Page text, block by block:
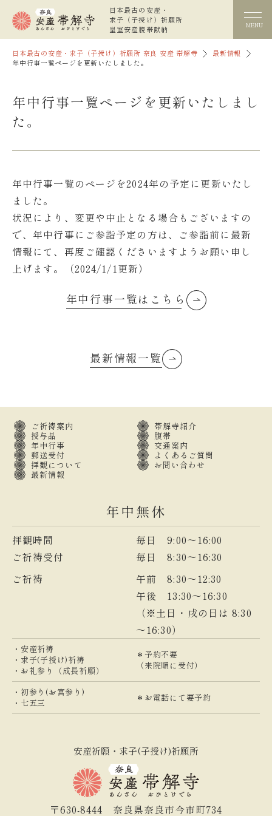
日本最古の安産・
求子（子授け）祈願所
皇室安産腹帯献納
MENU
日本最古の安産・求子（子授け）祈願所 奈良 安産 帯解寺
最新情報
年中行事一覧ページを更新いたしました。
年中行事一覧ページを更新いたしまし
た。
年中行事一覧のページを2024年の予定に更新いたし
ました。
状況により、変更や中止となる場合もございますの
で、年中行事にご参詣予定の方は、ご参詣前に 最新
情報 にて、再度ご確認くださいますようお願い申し
上げます。（2024/1/1更新）
年中行事一覧はこちら
最新情報一覧
ご祈祷案内
帯解寺紹介
授与品
腹帯
年中行事
交通案内
郵送受付
よくあるご質問
拝観について
お問い合わせ
最新情報
年中無休
拝観時間
毎日 9:00～16:00
ご祈祷受付
毎日 8:30～16:30
ご祈祷
午前 8:30～12:30
午後 13:30～16:30
（※土日・戌の日は 8:30
～16:30）
・安産祈祷
＊予約不要
（来院順に受付）
・求子(子授け)祈祷
・お礼参り（成長祈願）
・初参り(お宮参り)
＊お電話にて要予約
・七五三
安産祈願・求子(子授け)祈願所
〒630-8444 奈良県奈良市今市町734